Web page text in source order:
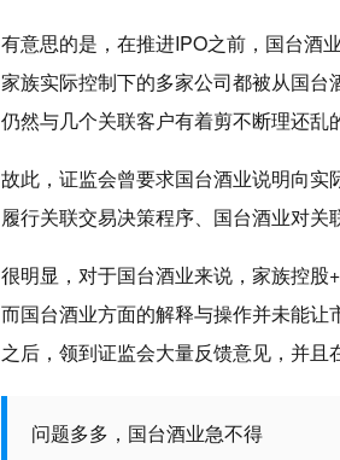
有意思的是，在推进IPO之前，国台酒
家族实际控制下的多家公司都被从国
仍然与几个关联客户有着剪不断理还乱
故此，证监会曾要求国台酒业说明向
履行关联交易决策程序、国台酒业对关
很明显，对于国台酒业来说，家族控股
而国台酒业方面的解释与操作并未能
之后，领到证监会大量反馈意见，并且
问题多多，国台酒业急不得